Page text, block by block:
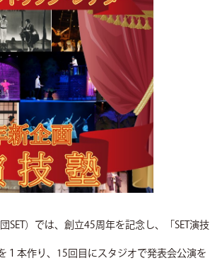
）では、創立45周年を記念し、「SET演技
本作り、15回目にスタジオで発表会公演を